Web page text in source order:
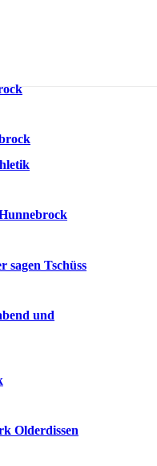
sagen Tschüss
und
Olderdissen